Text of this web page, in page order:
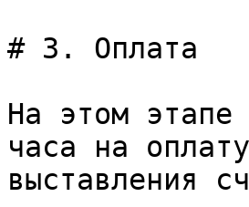
# 3. Оплата
На этом этапе
часа на
выставления